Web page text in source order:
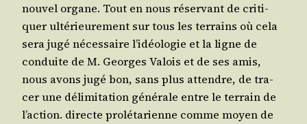
nou­vel organe. Tout en nous réser­vant de cri­ti­
quer ulté­rieu­re­ment sur tous les ter­rains où cela
sera jugé néces­saire l’i­déo­lo­gie et la ligne de
conduite de M. Georges Valois et de ses amis,
nous avons jugé bon, sans plus attendre, de tra­
cer une déli­mi­ta­tion géné­rale entre le ter­rain de
l’ac­tion. directe pro­lé­ta­rienne comme moyen de